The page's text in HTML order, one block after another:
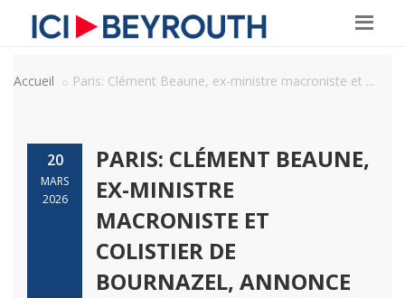
Accueil Paris: Clément Beaune, ex-ministre macroniste et ...
20
MARS
2026
PARIS: CLÉMENT BEAUNE,
EX-MINISTRE
MACRONISTE ET
COLISTIER DE
BOURNAZEL, ANNONCE